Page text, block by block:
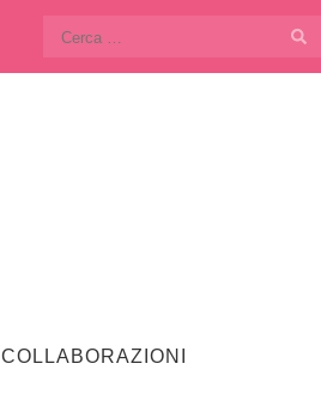
Ricerca
per:
COLLABORAZIONI